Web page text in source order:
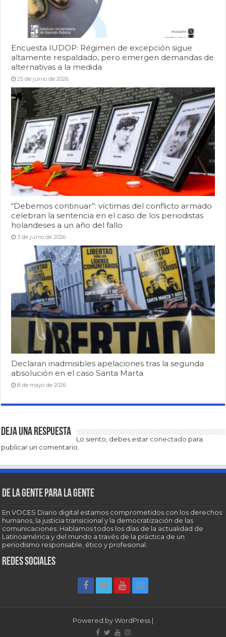
Encuesta IUDOP: Régimen de excepción sigue
altamente respaldado, pero emergen demandas de
alternativas a la medida
25 de junio de 2026
“Debemos continuar”: víctimas del conflicto armado
celebran la sentencia en el caso de los periodistas
holandeses a un año del fallo
3 de junio de 2026
Declaran inadmisibles apelaciones tras la segunda
absolución en el caso Santa Marta
8 de mayo de 2026
Deja una respuesta
Lo siento, debes estar conectado para
publicar un comentario.
De la gente para la gente
En VOCES Diario digital estamos comprometidos con los derechos
humanos, la justicia transicional y la democratización de las
comunicaciones. Hablamos todos los días de la actualidad de
Latinoamérica y del mundo a través de la práctica de un
periodismo responsable, ético y profesional.
Redes sociales
Powered byWordPress |